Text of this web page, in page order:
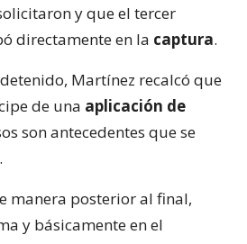
y que el tercer
directamente en la captura.
Martínez recalcó que
de una aplicación de
son antecedentes que se
manera posterior al final,
y básicamente en el